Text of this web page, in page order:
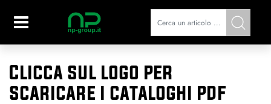
Clicca sul logo per
scaricare i cataloghi pdf